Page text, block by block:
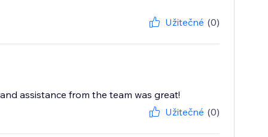
Užitečné (0)
assistance from the team was great!
Užitečné (0)